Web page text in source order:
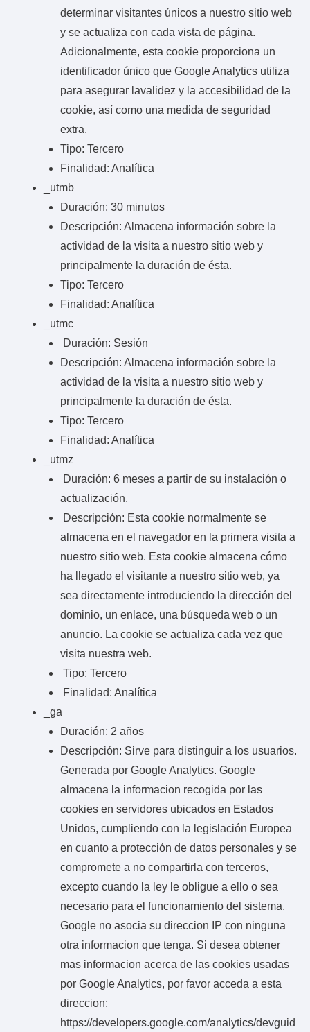
determinar visitantes únicos a nuestro sitio web
y se actualiza con cada vista de página.
Adicionalmente, esta cookie proporciona un
identificador único que Google Analytics utiliza
para asegurar lavalidez y la accesibilidad de la
cookie, así como una medida de seguridad
extra.
Tipo: Tercero
Finalidad: Analítica
_utmb
Duración: 30 minutos
Descripción: Almacena información sobre la
actividad de la visita a nuestro sitio web y
principalmente la duración de ésta.
Tipo: Tercero
Finalidad: Analítica
_utmc
Duración: Sesión
Descripción: Almacena información sobre la
actividad de la visita a nuestro sitio web y
principalmente la duración de ésta.
Tipo: Tercero
Finalidad: Analítica
_utmz
Duración: 6 meses a partir de su instalación o
actualización.
Descripción: Esta cookie normalmente se
almacena en el navegador en la primera visita a
nuestro sitio web. Esta cookie almacena cómo
ha llegado el visitante a nuestro sitio web, ya
sea directamente introduciendo la dirección del
dominio, un enlace, una búsqueda web o un
anuncio. La cookie se actualiza cada vez que
visita nuestra web.
Tipo: Tercero
Finalidad: Analítica
_ga
Duración: 2 años
Descripción: Sirve para distinguir a los usuarios.
Generada por Google Analytics. Google
almacena la informacion recogida por las
cookies en servidores ubicados en Estados
Unidos, cumpliendo con la legislación Europea
en cuanto a protección de datos personales y se
compromete a no compartirla con terceros,
excepto cuando la ley le obligue a ello o sea
necesario para el funcionamiento del sistema.
Google no asocia su direccion IP con ninguna
otra informacion que tenga. Si desea obtener
mas informacion acerca de las cookies usadas
por Google Analytics, por favor acceda a esta
direccion:
https://developers.google.com/analytics/devguid